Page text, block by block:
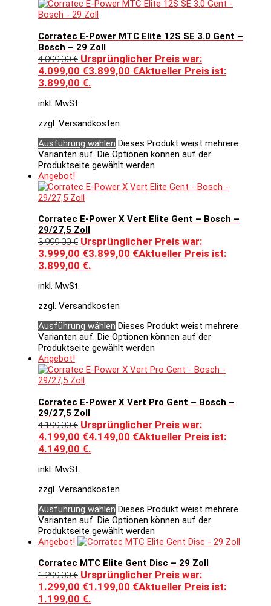
Corratec E-Power MTC Elite 12S SE 3.0 Gent –
Bosch – 29 Zoll
4.099,00€ Ursprünglicher Preis war:
4.099,00 €3.899,00 €Aktueller Preis ist:
3.899,00 €.
inkl. MwSt.
zzgl. Versandkosten
Ausführung wählen Dieses Produkt weist mehrere
Varianten auf. Die Optionen können auf der
Produktseite gewählt werden
Angebot!
Corratec E-Power X Vert Elite Gent – Bosch –
29/27,5 Zoll
3.999,00€ Ursprünglicher Preis war:
3.999,00 €3.899,00 €Aktueller Preis ist:
3.899,00 €.
inkl. MwSt.
zzgl. Versandkosten
Ausführung wählen Dieses Produkt weist mehrere
Varianten auf. Die Optionen können auf der
Produktseite gewählt werden
Angebot!
Corratec E-Power X Vert Pro Gent – Bosch –
29/27,5 Zoll
4.199,00€ Ursprünglicher Preis war:
4.199,00 €4.149,00 €Aktueller Preis ist:
4.149,00 €.
inkl. MwSt.
zzgl. Versandkosten
Ausführung wählen Dieses Produkt weist mehrere
Varianten auf. Die Optionen können auf der
Produktseite gewählt werden
Angebot!
Corratec MTC Elite Gent Disc – 29 Zoll
1.299,00€ Ursprünglicher Preis war:
1.299,00 €1.199,00 €Aktueller Preis ist:
1.199,00 €.